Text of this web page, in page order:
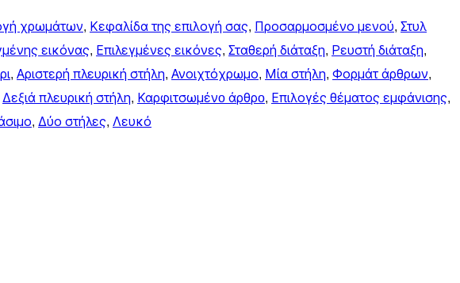
χρωμάτων, Κεφαλίδα της επιλογή σας, Προσαρμοσμένο μενού, Στυλ
εικόνας, Επιλεγμένες εικόνες, Σταθερή διάταξη, Ρευστή διάταξη
, Αριστερή πλευρική στήλη, Ανοιχτόχρωμο, Μία στήλη, Φορμάτ άρθρων
Δεξιά πλευρική στήλη, Καρφιτσωμένo άρθρo, Επιλογές θέματος εμφάνισης
, Δύο στήλες, Λευκό